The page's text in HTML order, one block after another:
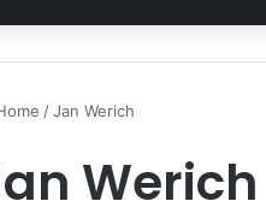
/Jan Werich
Werich